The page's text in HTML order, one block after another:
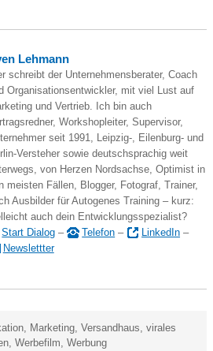
Lehmann
schreibt der Unternehmensberater, Coach
Organisationsentwickler, mit viel Lust auf
und Vertrieb. Ich bin auch
Workshopleiter, Supervisor,
seit 1991, Leipzig-, Eilenburg- und
Versteher sowie deutschsprachig weit
von Herzen Nordsachse, Optimist in
meisten Fällen, Blogger, Fotograf, Trainer,
Ausbilder für Autogenes Training – kurz:
auch dein Entwicklungsspezialist?
Start Dialog – Telefon – LinkedIn –
Newslettter
, Marketing,Versandhaus,virales
,Werbefilm,Werbung